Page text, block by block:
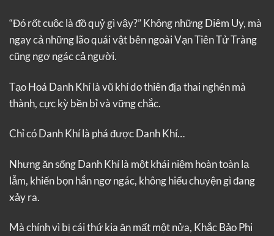
“Đó rốt cuộc là đồ quỷ gì vậy?” Không những Diêm Uy, mà
ngay cả những lão quái vật bên ngoài Vạn Tiên Tử Tràng
cũng ngơ ngác cả người.
Tạo Hoá Danh Khí là vũ khí do thiên địa thai nghén mà
thành, cực kỳ bền bỉ và vững chắc.
Chỉ có Danh Khí là phá được Danh Khí…
Nhưng ăn sống Danh Khí là một khái niệm hoàn toàn lạ
lẫm, khiến bọn hắn ngơ ngác, không hiểu chuyện gì đang
xảy ra.
Mà chính vì bị cái thứ kia ăn mất một nửa, Khắc Bảo Phi